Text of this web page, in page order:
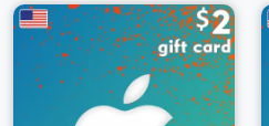
Brak daty ważności:
iTunes o wartości 100
oferując trwałą wartość,
zakupu.
Bezproblemowa aktywacja:
wielu platformach Apple, co